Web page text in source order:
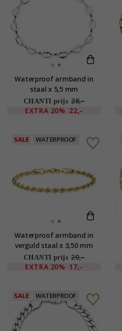
Waterproof armband in
staal x 5,5 mm
CHANTI prijs 28,-
EXTRA 20% 22,-
SALE WATERPROOF
Waterproof armband in
verguld staal x 3,50 mm
CHANTI prijs 20,-
EXTRA 20% 17,-
SALE WATERPROOF